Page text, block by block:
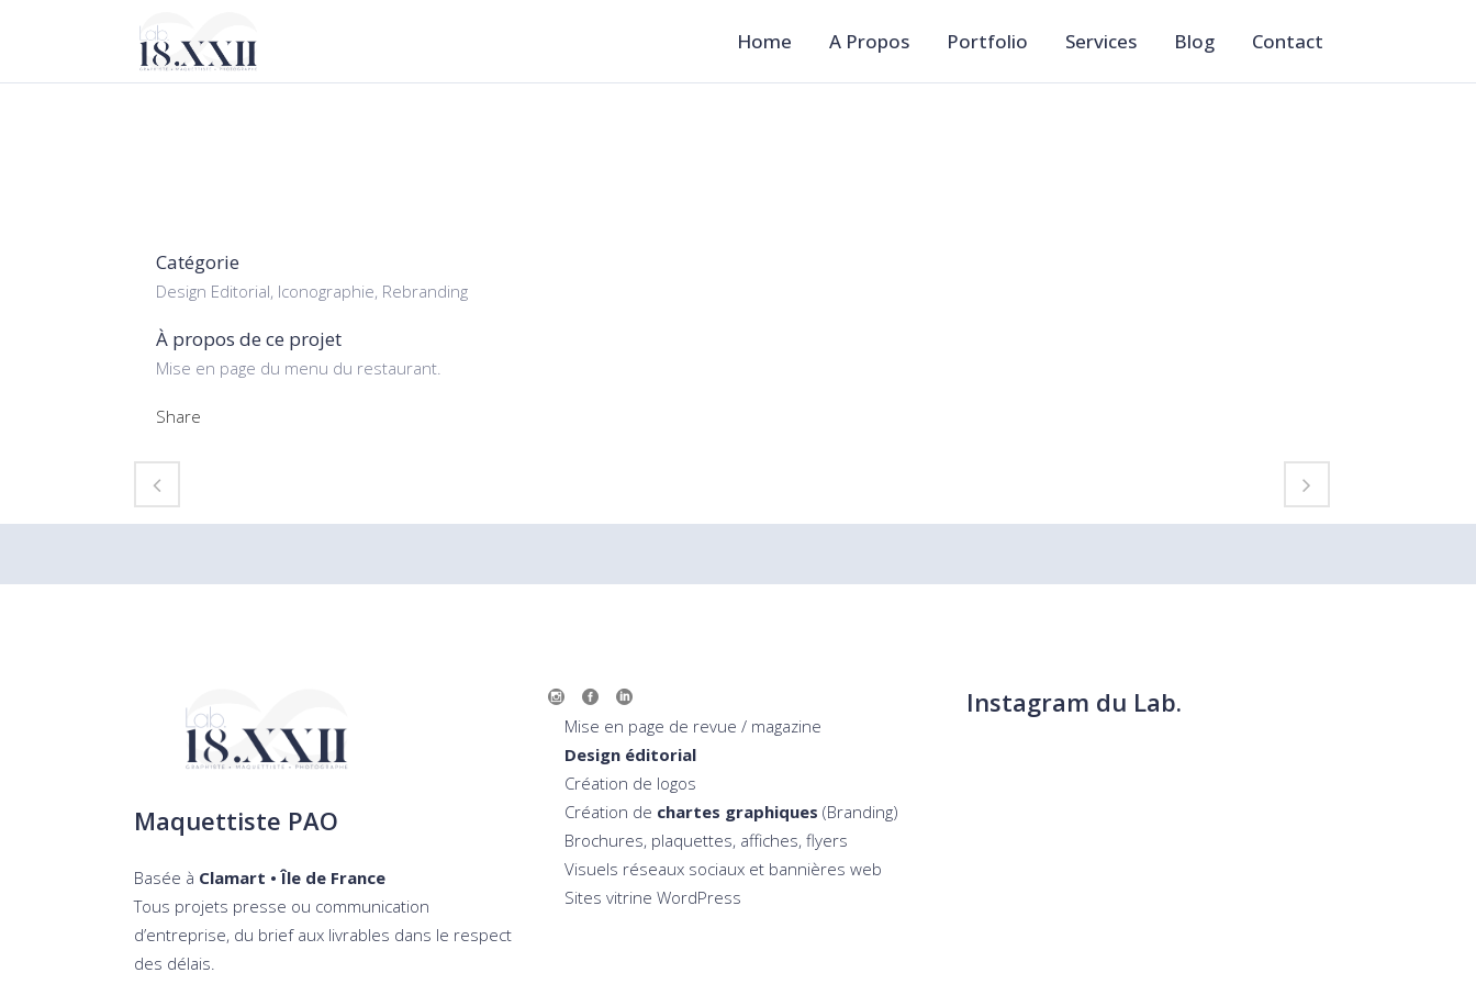
Home A Propos Portfolio Services Blog Contact
Catégorie
Design Editorial, Iconographie, Rebranding
À propos de ce projet
Mise en page du menu du restaurant.
Share
Maquettiste PAO
Basée à Clamart • Île de France
Tous projets presse ou communication
d’entreprise, du brief aux livrables dans le respect
des délais.
Mise en page de revue / magazine
Design éditorial
Création de logos
Création de chartes graphiques (Branding)
Brochures, plaquettes, affiches, flyers
Visuels réseaux sociaux et bannières web
Sites vitrine WordPress
Instagram du Lab.